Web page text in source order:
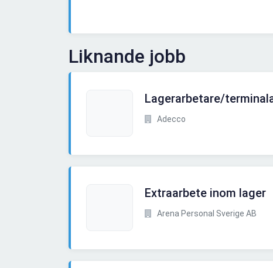
Liknande jobb
Lagerarbetare/
Adecco
Extraarbete inom lager
Arena Personal Sverige AB